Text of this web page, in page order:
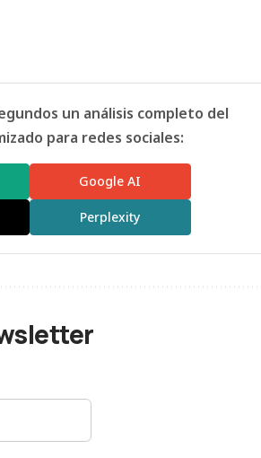
un análisis completo del
para redes sociales:
Google AI
Perplexity